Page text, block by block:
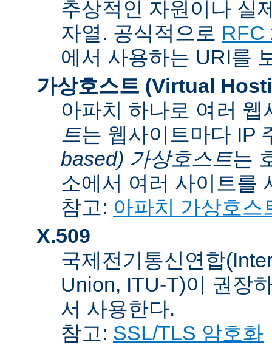
추상적인 자원이나 실
자열. 공식적으로 RFC
에서 사용하는 URI를
가상호스트 (Virtual
아파치 하나로 여러
트는 웹사이트마다 IP
based) 가상호스트는
소에서 여러 사이트를
참고: 아파치 가상호스
X.509
국제전기통신연합
Union, ITU-T)이 권장
서 사용한다.
참고: SSL/TLS 암호화